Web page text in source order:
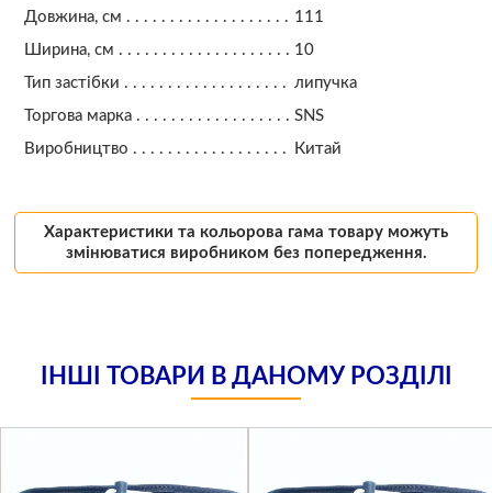
Довжина, см
111
Ширина, см
10
Тип застібки
липучка
Торгова марка
SNS
Виробництво
Китай
Характеристики та кольорова гама товару можуть
змінюватися виробником без попередження.
ІНШІ ТОВАРИ В ДАНОМУ РОЗДІЛІ